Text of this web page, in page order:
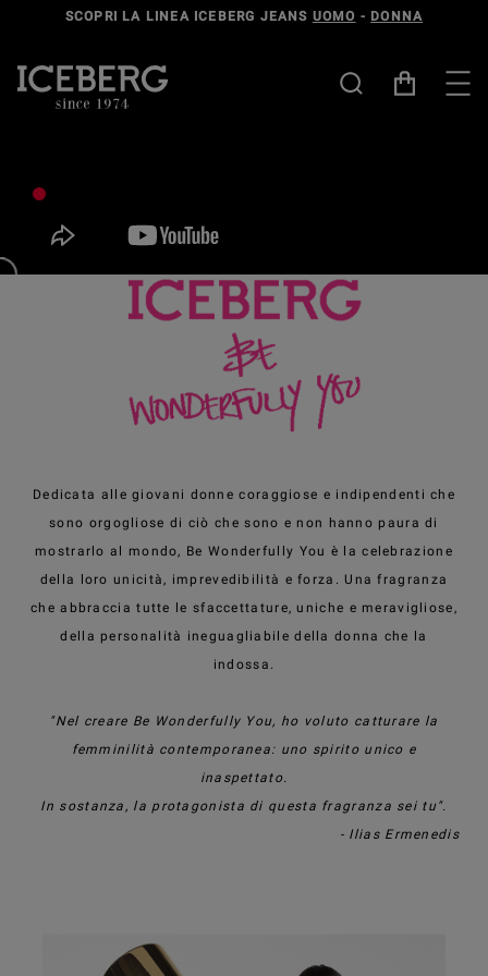
SCOPRI LA LINEA ICEBERG JEANS UOMO - DONNA
Dedicata alle giovani donne coraggiose e indipendenti che
sono orgogliose di ciò che sono e non hanno paura di
mostrarlo al mondo, Be Wonderfully You è la celebrazione
della loro unicità, imprevedibilità e forza. Una fragranza
che abbraccia tutte le sfaccettature, uniche e meravigliose,
della personalità ineguagliabile della donna che la
indossa.
"Nel creare Be Wonderfully You, ho voluto catturare la
femminilità contemporanea: uno spirito unico e
inaspettato.
In sostanza, la protagonista di questa fragranza sei tu".
- Ilias Ermenedis